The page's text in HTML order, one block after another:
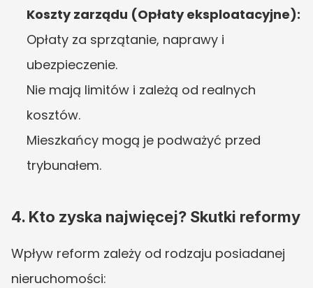
Koszty zarządu (Opłaty eksploatacyjne):
Opłaty za sprzątanie, naprawy i
ubezpieczenie.
Nie mają limitów i zależą od realnych
kosztów.
Mieszkańcy mogą je podważyć przed
trybunałem.
4. Kto zyska najwięcej? Skutki reformy
Wpływ reform zależy od rodzaju posiadanej
nieruchomości: